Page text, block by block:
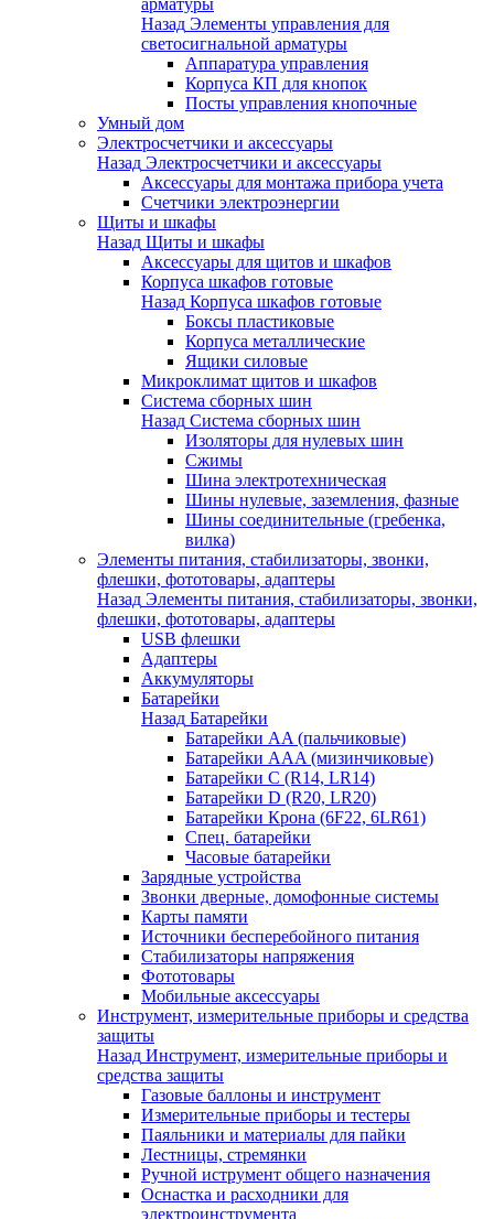
арматуры
Назад Элементы управления для
светосигнальной арматуры
Аппаратура управления
Корпуса КП для кнопок
Посты управления кнопочные
Умный дом
Электросчетчики и аксессуары
Назад Электросчетчики и аксессуары
Аксессуары для монтажа прибора учета
Счетчики электроэнергии
Щиты и шкафы
Назад Щиты и шкафы
Аксессуары для щитов и шкафов
Корпуса шкафов готовые
Назад Корпуса шкафов готовые
Боксы пластиковые
Корпуса металлические
Ящики силовые
Микроклимат щитов и шкафов
Система сборных шин
Назад Система сборных шин
Изоляторы для нулевых шин
Сжимы
Шина электротехническая
Шины нулевые, заземления, фазные
Шины соединительные (гребенка,
вилка)
Элементы питания, стабилизаторы, звонки,
флешки, фототовары, адаптеры
Назад Элементы питания, стабилизаторы, звонки,
флешки, фототовары, адаптеры
USB флешки
Адаптеры
Аккумуляторы
Батарейки
Назад Батарейки
Батарейки AA (пальчиковые)
Батарейки AAA (мизинчиковые)
Батарейки C (R14, LR14)
Батарейки D (R20, LR20)
Батарейки Крона (6F22, 6LR61)
Спец. батарейки
Часовые батарейки
Зарядные устройства
Звонки дверные, домофонные системы
Карты памяти
Источники бесперебойного питания
Стабилизаторы напряжения
Фототовары
Мобильные аксессуары
Инструмент, измерительные приборы и средства
защиты
Назад Инструмент, измерительные приборы и
средства защиты
Газовые баллоны и инструмент
Измерительные приборы и тестеры
Паяльники и материалы для пайки
Лестницы, стремянки
Ручной иструмент общего назначения
Оснастка и расходники для
электроинструмента